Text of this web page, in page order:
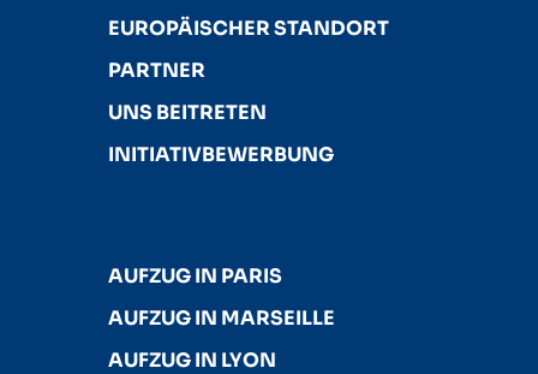
EUROPÄISCHER STANDORT
PARTNER
UNS BEITRETEN
INITIATIVBEWERBUNG
AUFZUG IN PARIS
AUFZUG IN MARSEILLE
AUFZUG IN LYON